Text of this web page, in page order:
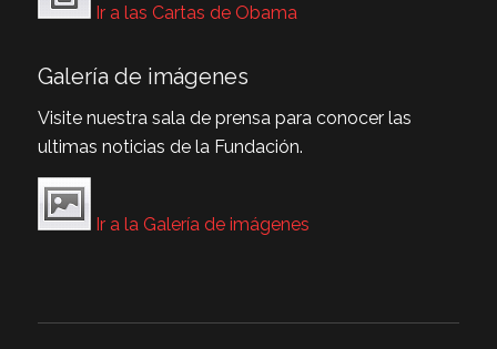
Ir a las Cartas de Obama
Galería de imágenes
Visite nuestra sala de prensa para conocer las
ultimas noticias de la Fundación.
Ir a la Galería de imágenes